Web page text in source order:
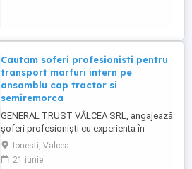
Cautam soferi profesionisti pentru
transport marfuri intern pe
ansamblu cap tractor si
semiremorca
GENERAL TRUST VÂLCEA SRL, angajează
șoferi profesioniști cu experienta în
conducere ansamblu - cap tractor și
semiremorca.
Ionesti, Valcea
21 iunie